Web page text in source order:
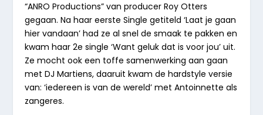
“ANRO Productions” van producer Roy Otters
gegaan. Na haar eerste Single getiteld ‘Laat je gaan
hier vandaan’ had ze al snel de smaak te pakken en
kwam haar 2e single ‘Want geluk dat is voor jou’ uit.
Ze mocht ook een toffe samenwerking aan gaan
met DJ Martiens, daaruit kwam de hardstyle versie
van: ‘iedereen is van de wereld’ met Antoinnette als
zangeres.